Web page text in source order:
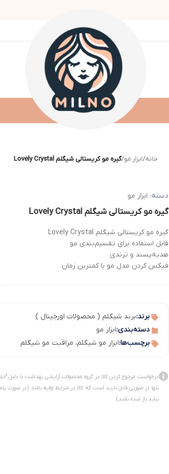
خانه/ابزار مو/گیره مو کریستالی شیگلم Lovely Crystal
دسته: ابزار مو
گیره مو کریستالی شیگلم Lovely Crystal
گیره مو کریستالی شیگلم Lovely Crystal
قابل استفاده برای تقسیم‌بندی مو
هدیه‌پسند و ترندی
فیکس کردن مدل مو با کمترین زمان
برند:برند شیگلم ( محصولات اورجینال )
دسته‌بندی:ابزار مو
برچسب‌ها:ابزار مو شیگلم، مراقبت مو شیگلم
درخواست مرجوع کردن کالا در گروه محصولات آرایشی بهداشت با دلیل
تنها در صورتی قابل تایید است که کالا در شرایط اولیه باشد (در صورت
نباید باز شده باشد).